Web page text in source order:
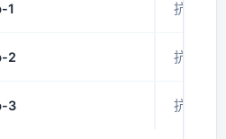
1 抗PBD
2 抗PBD
3 抗PBD